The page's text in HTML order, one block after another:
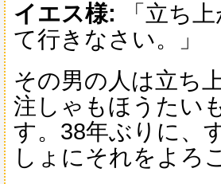
イエス様: 「立ち
て行きなさい。」
その男の人は立ち
注しゃもほうたい
す。38年ぶりに、
しょにそれをよろ